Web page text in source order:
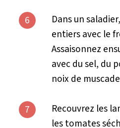
6
Dans un
entiers avec le
Assaisonnez
avec du sel, du
noix de
7
Recouvrez les
les tomates